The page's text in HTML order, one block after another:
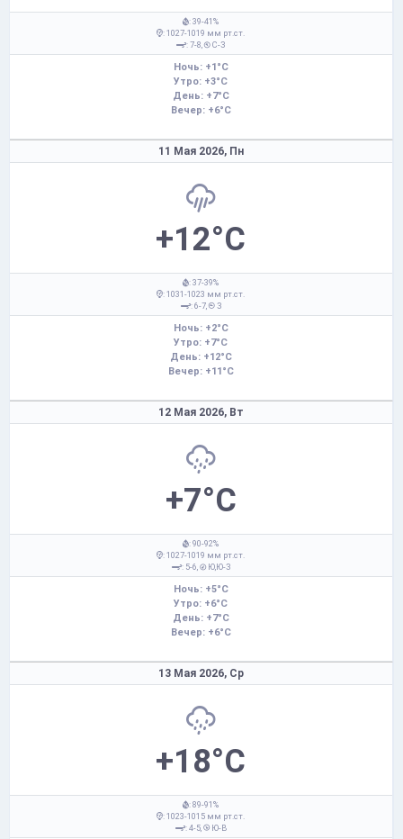
: 39-41%
: 1027-1019 мм рт.ст.
: 7-8,
С-З
Ночь: +1°C
Утро: +3°C
День: +7°C
Вечер: +6°C
11 Мая 2026, Пн
+12°C
: 37-39%
: 1031-1023 мм рт.ст.
: 6-7,
З
Ночь: +2°C
Утро: +7°C
День: +12°C
Вечер: +11°C
12 Мая 2026, Вт
+7°C
: 90-92%
: 1027-1019 мм рт.ст.
: 5-6,
Ю,Ю-З
Ночь: +5°C
Утро: +6°C
День: +7°C
Вечер: +6°C
13 Мая 2026, Ср
+18°C
: 89-91%
: 1023-1015 мм рт.ст.
: 4-5,
Ю-В